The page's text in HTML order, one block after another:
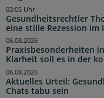
Gesundheitsrechtler
eine stille Rezession im
03:05 Uhr
Praxisbesonderheiten
Klarheit soll es in der
06.08.2026
Aktuelles Urteil:
Chats tabu sein
06.08.2026